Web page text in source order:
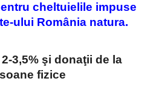
cheltuielile impuse
ului România natura.
3,5% şi donaţii de la
fizice